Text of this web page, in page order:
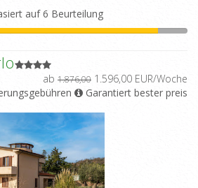
auf 6 Beurteilung
ab 1.876,00 1.596,00 EUR/Woche
Garantiert bester preis